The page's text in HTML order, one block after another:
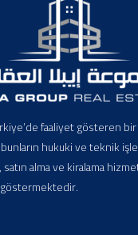
faaliyet gösteren
hukuki ve teknik
satın alma ve kiralama
göstermektedir.